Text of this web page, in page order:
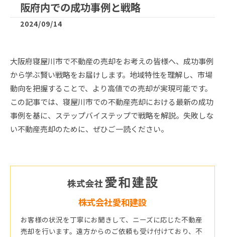
阪府内での成功事例と戦略
2024/09/14
大阪府寝屋川市で不動産の売却をお考えの皆様へ、成功事例
から学ぶ賢い戦略をお届けします。地域特性を理解し、市場
動向を把握することで、より高値での売却が実現可能です。
この記事では、寝屋川市での不動産売却における最新の成功
事例を基に、ステップバイステップで戦略を解説。失敗しな
い不動産売却のために、ぜひご一読ください。
株式会社愛和建設
お客様の状況を丁寧にお聞きして、ニーズに応じた不動産
売却を行います。遠方からのご依頼も受け付けており、不